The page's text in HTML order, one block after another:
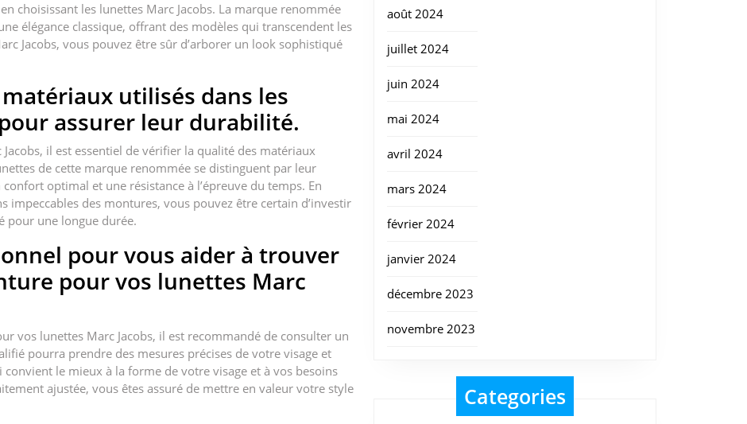
choisissant les lunettes Marc Jacobs. La marque renommée
élégance classique, offrant des modèles qui transcendent les
Jacobs, vous pouvez être sûr d’arborer un look sophistiqué
utilisés dans les
assurer leur durabilité.
il est essentiel de vérifier la qualité des matériaux
de cette marque renommée se distinguent par leur
optimal et une résistance à l’épreuve du temps. En
des montures, vous pouvez être certain d’investir
pour une longue durée.
pour vous aider à trouver
pour vos lunettes Marc
vos lunettes Marc Jacobs, il est recommandé de consulter un
pourra prendre des mesures précises de votre visage et
le mieux à la forme de votre visage et à vos besoins
ajustée, vous êtes assuré de mettre en valeur votre style
août 2024
juillet 2024
juin 2024
mai 2024
avril 2024
mars 2024
février 2024
janvier 2024
décembre 2023
novembre 2023
Categories